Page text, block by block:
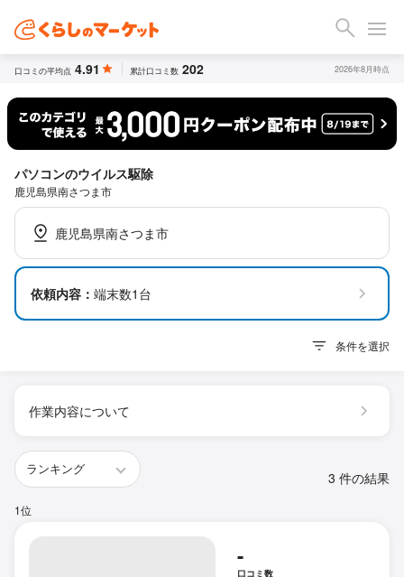
口コミの平均点 4.91 累計口コミ数 202 2026年8月時点
パソコンのウイルス駆除
鹿児島県南さつま市
鹿児島県南さつま市
依頼内容： 端末数1台
条件を選択
作業内容について
3 件の結果
1位
-
口コミ数